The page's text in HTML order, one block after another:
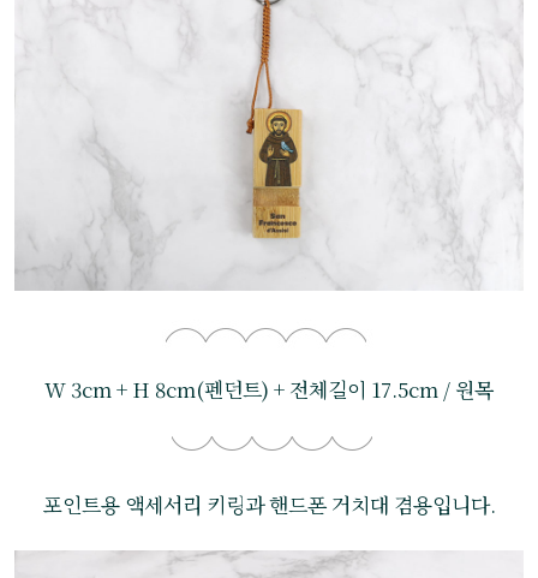
W 3cm + H 8cm(펜던트) + 전체길이 17.5cm / 원목
포인트용 액세서리 키링과 핸드폰 거치대 겸용입니다.